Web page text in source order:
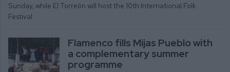
Sunday, while El Torreón will host the 10th International Folk
Festival
Flamenco fills Mijas Pueblo with
a complementary summer
programme